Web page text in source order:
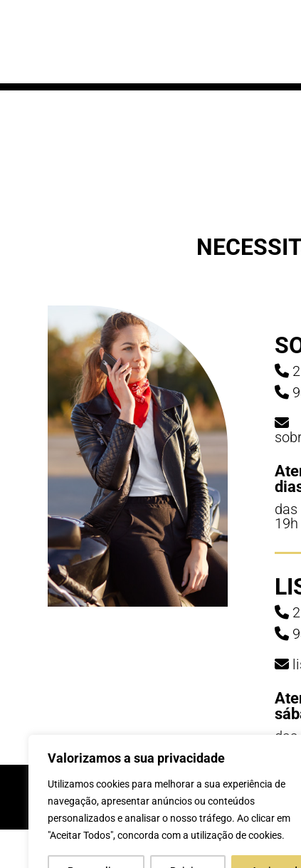
Valorizamos a sua privacidade
Utilizamos cookies para melhorar a sua experiência de
navegação, apresentar anúncios ou conteúdos
personalizados e analisar o nosso tráfego. Ao clicar em
"Aceitar Todos", concorda com a utilização de cookies.
das
19h
INSCREVE-TE